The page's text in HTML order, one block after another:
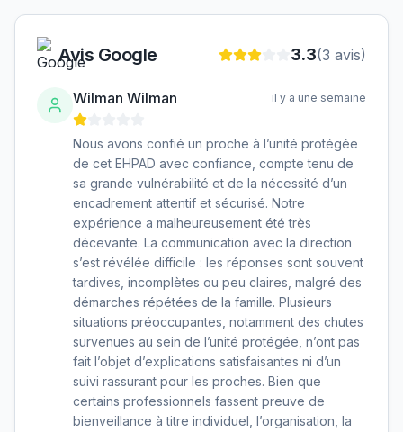
Avis Google 3.3(3 avis)
Wilman Wilman il y a une semaine
Nous avons confié un proche à l’unité protégée
de cet EHPAD avec confiance, compte tenu de
sa grande vulnérabilité et de la nécessité d’un
encadrement attentif et sécurisé. Notre
expérience a malheureusement été très
décevante. La communication avec la direction
s’est révélée difficile : les réponses sont souvent
tardives, incomplètes ou peu claires, malgré des
démarches répétées de la famille. Plusieurs
situations préoccupantes, notamment des chutes
survenues au sein de l’unité protégée, n’ont pas
fait l’objet d’explications satisfaisantes ni d’un
suivi rassurant pour les proches. Bien que
certains professionnels fassent preuve de
bienveillance à titre individuel, l’organisation, la